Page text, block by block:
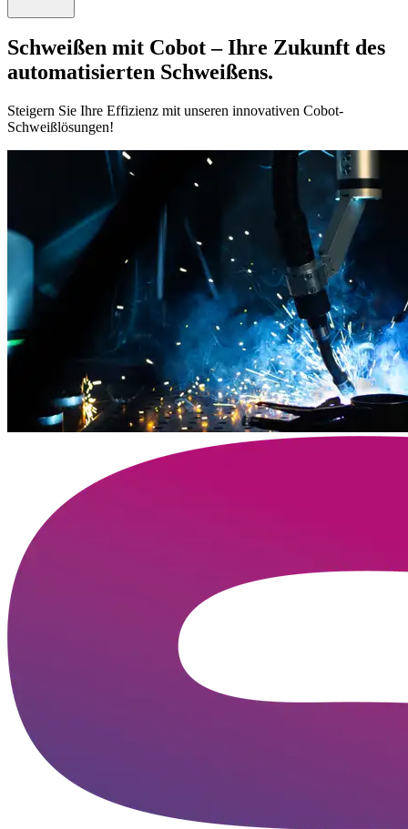
Schweißen mit Cobot –Ihre Zukunft des
automatisierten Schweißens.
Steigern Sie Ihre Effizienz mit unseren innovativen Cobot-
Schweißlösungen!